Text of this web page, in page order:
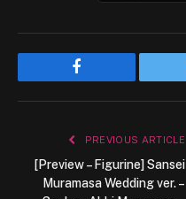
Facebook
PREVIOUS ARTICLE
[Preview – Figurine] Sansei
Muramasa Wedding ver. –